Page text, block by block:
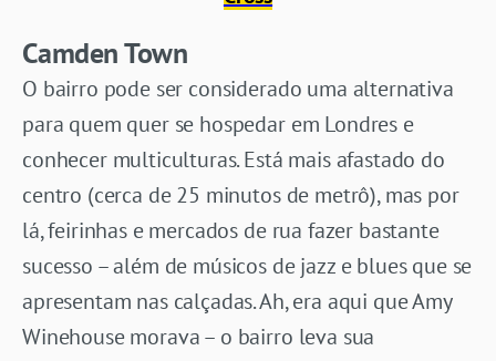
Camden Town
O bairro pode ser considerado uma alternativa
para quem quer se hospedar em Londres e
conhecer multiculturas. Está mais afastado do
centro (cerca de 25 minutos de metrô), mas por
lá, feirinhas e mercados de rua fazer bastante
sucesso – além de músicos de jazz e blues que se
apresentam nas calçadas. Ah, era aqui que Amy
Winehouse morava – o bairro leva sua